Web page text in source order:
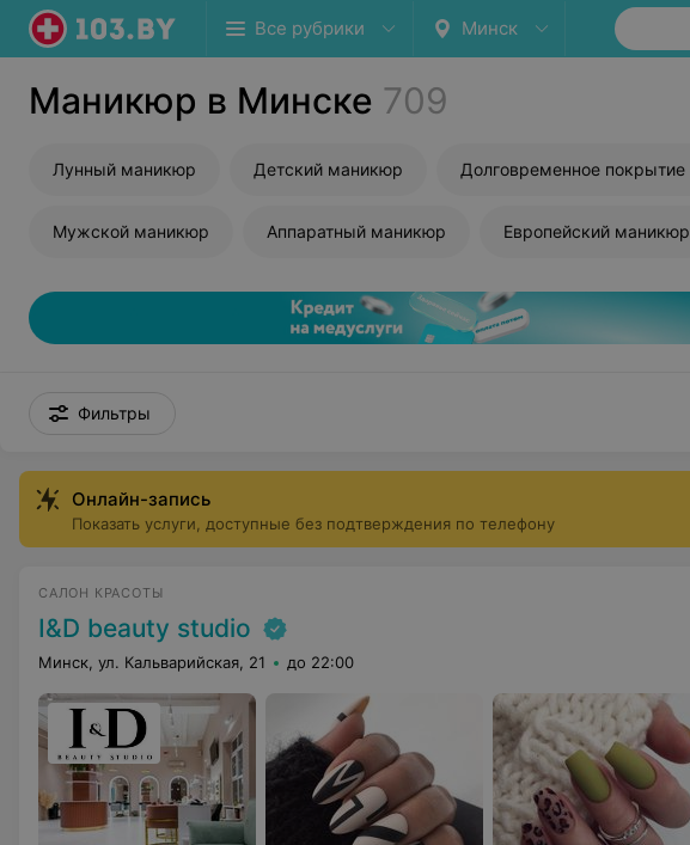
Все рубрики Минск
Маникюр в Минске 709
Лунный маникюр Детский маникюр
Мужской маникюр Аппаратный маникюр Европейский маникюр
Фильтры
Онлайн-запись
Показать услуги, доступные без подтверждения по телефону
САЛОН КРАСОТЫ
I&D beauty studio
Минск, ул. Кальварийская, 21 до 22:00